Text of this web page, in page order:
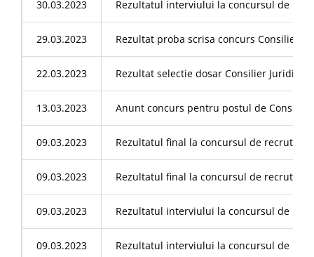
30.03.2023 Rezultatul interviului la concursul de
29.03.2023 Rezultat proba scrisa concurs Consilier
22.03.2023 Rezultat selectie dosar Consilier Juridic,
13.03.2023 Anunt concurs pentru postul de
09.03.2023 Rezultatul final la concursul de
09.03.2023 Rezultatul final la concursul de
09.03.2023 Rezultatul interviului la concursul de
09.03.2023 Rezultatul interviului la concursul de